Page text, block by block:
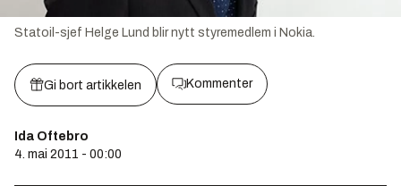
Statoil-sjef Helge Lund blir nytt styremedlem i Nokia.
Gi bort artikkelen Kommenter
Ida Oftebro
4. mai 2011 - 00:00